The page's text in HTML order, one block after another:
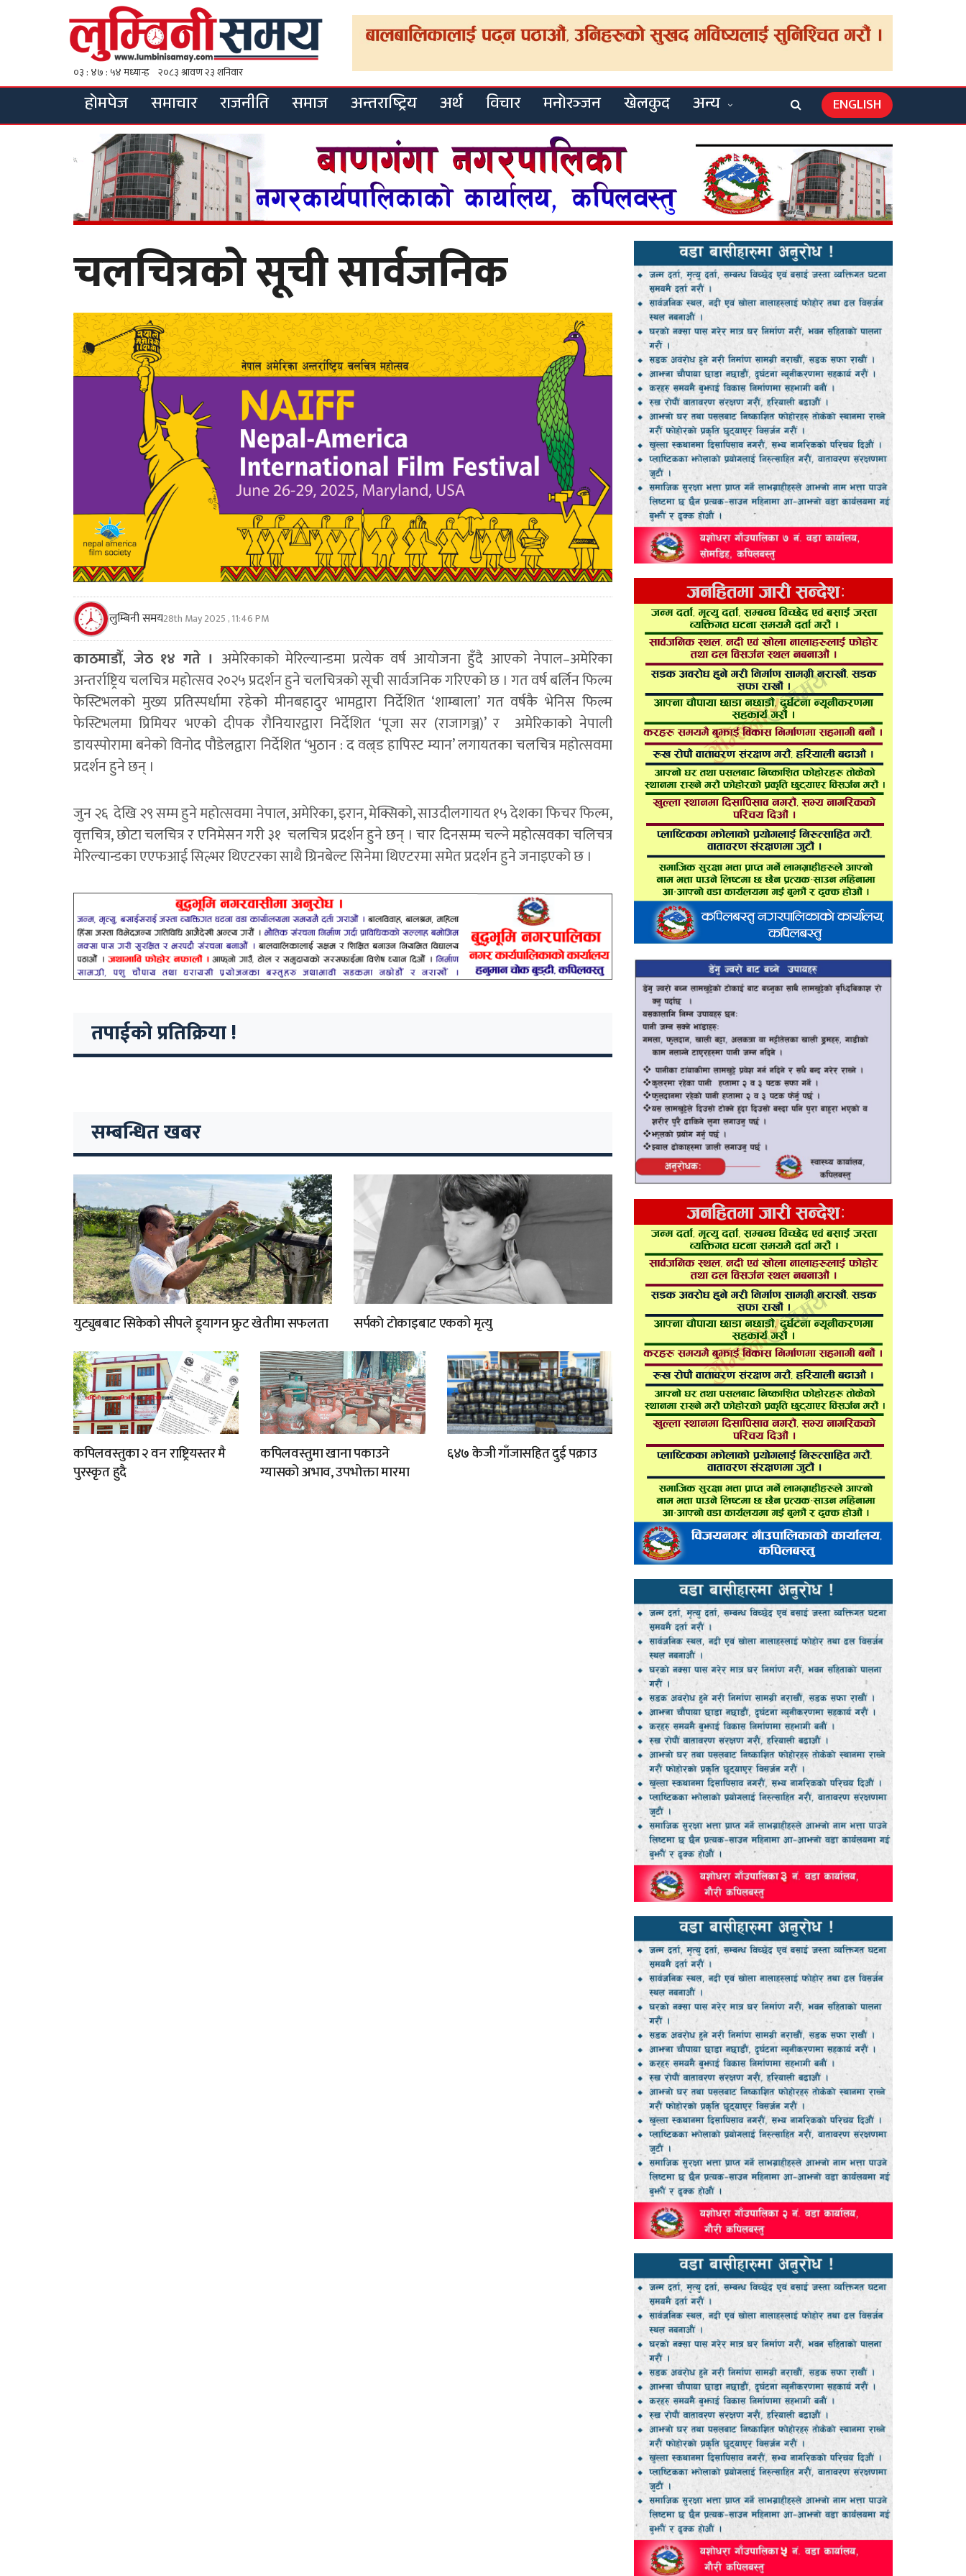
होमपेज समाचार राजनीति समाज अन्तराष्ट्रिय अर्थ विचार मनोरञ्जन खेलकुद अन्य ENGLISH
चलचित्रको सूची सार्वजनिक
लुम्बिनी समय28th May 2025 , 11:46 PM
काठमाडौँ, जेठ १४ गते । अमेरिकाको मेरिल्यान्डमा प्रत्येक वर्ष आयोजना हुँदै आएको नेपाल–अमेरिका
अन्तर्राष्ट्रिय चलचित्र महोत्सव २०२५ प्रदर्शन हुने चलचित्रको सूची सार्वजनिक गरिएको छ । गत वर्ष बर्लिन फिल्म
फेस्टिभलको मुख्य प्रतिस्पर्धामा रहेको मीनबहादुर भामद्वारा निर्देशित ‘शाम्बाला’ गत वर्षकै भेनिस फिल्म
फेस्टिभलमा प्रिमियर भएको दीपक रौनियारद्वारा निर्देशित ‘पूजा सर (राजागञ्ज)’ र अमेरिकाको नेपाली
डायस्पोरामा बनेको विनोद पौडेलद्वारा निर्देशित ‘भुठान : द वल्र्ड हापिस्ट म्यान’ लगायतका चलचित्र महोत्सवमा
प्रदर्शन हुने छन् ।
जुन २६ देखि २९ सम्म हुने महोत्सवमा नेपाल, अमेरिका, इरान, मेक्सिको, साउदीलगायत १५ देशका फिचर फिल्म,
वृत्तचित्र, छोटा चलचित्र र एनिमेसन गरी ३१ चलचित्र प्रदर्शन हुने छन् । चार दिनसम्म चल्ने महोत्सवका चलिचत्र
मेरिल्यान्डका एएफआई सिल्भर थिएटरका साथै ग्रिनबेल्ट सिनेमा थिएटरमा समेत प्रदर्शन हुने जनाइएको छ ।
तपाईको प्रतिक्रिया !
सम्बन्धित खबर
युट्युबबाट सिकेको सीपले ड्र्यागन फ्रुट खेतीमा सफलता सर्पकाे टाेकाइबाट एकको मृत्यु
कपिलवस्तुका २ वन राष्ट्रियस्तर मै
पुरस्कृत हुदै
कपिलवस्तुमा खाना पकाउने
ग्यासको अभाव, उपभोक्ता मारमा
६४७ केजी गाँजासहित दुई पक्राउ